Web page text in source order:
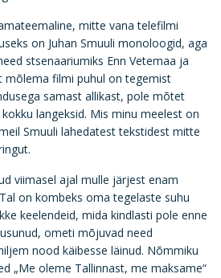
mitte vana telefilmi
on Juhan Smuuli monoloogid, aga
stsenaariumiks Enn Vetemaa ja
mõlema filmi puhul on tegemist
samast allikast, pole mõtet
langeksid. Mis minu meelest on
Smuuli lahedatest tekstidest mitte
viimasel ajal mulle järjest enam
on kombeks oma tegelaste suhu
keelendeid, mida kindlasti pole enne
ometi mõjuvad need
nood käibesse läinud. Nõmmiku
„Me oleme Tallinnast, me maksame“